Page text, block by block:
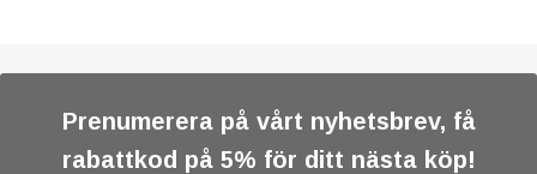
Prenumerera på vårt nyhetsbrev, få
rabattkod på 5% för ditt nästa köp!